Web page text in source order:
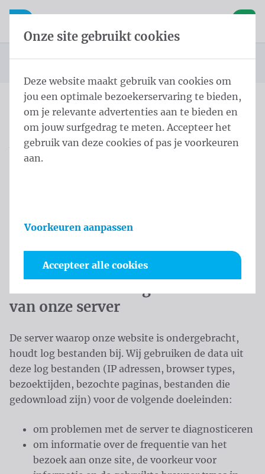
Inhoud overslaan
Taalkeuze overslaan
Open mobiele navigatie
Startpagina Privacy policy
Privacy Disclaimer
Waelkens heeft deze privacy verklaring opgesteld
bezoekers verkrijgen.
van onze server
De server waarop onze website is ondergebracht,
houdt log bestanden bij. Wij gebruiken de data uit
deze log bestanden (IP adressen, browser types,
bezoektijden, bezochte paginas, bestanden die
gedownload zijn) voor de volgende doeleinden:
om problemen met de server te diagnosticeren
om informatie over de frequentie van het
bezoek aan onze site, de voorkeur voor
Onze site gebruikt cookies
Deze website maakt gebruik van cookies om
jou een optimale bezoekerservaring te bieden,
om je relevante advertenties aan te bieden en
om jouw surfgedrag te meten. Accepteer het
gebruik van deze cookies of pas je voorkeuren
aan.
Voorkeuren aanpassen
Accepteer alle cookies